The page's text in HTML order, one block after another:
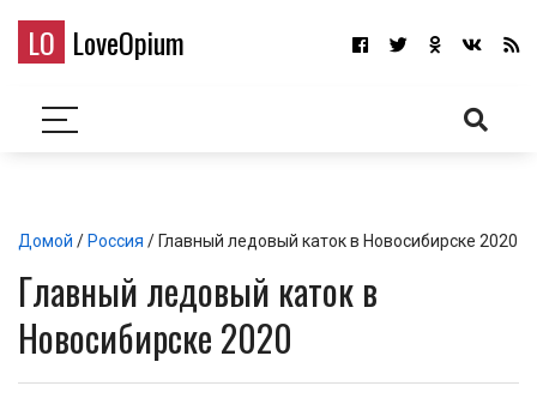
LO LoveOpium
Домой / Россия / Главный ледовый каток в Новосибирске 2020
Главный ледовый каток в
Новосибирске 2020